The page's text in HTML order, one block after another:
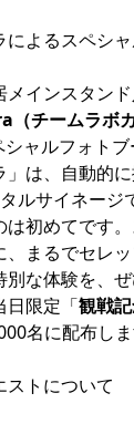
パーク
セレッソ
YANMAR
のサッカースクール
の他スポーツクラブ
よるスペシ
インスタン
チームラボカ
ャルフォト
は、自動的
ルサイネージ
初めてです
まるでセレ
別な体験を、
日限定「観戦
名に配布しま
ストについて